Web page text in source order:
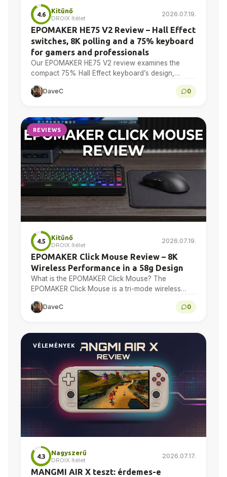
4.6
Kitűnő
DROIX ítélet
2026.07.19.
EPOMAKER HE75 V2 Review – Hall Effect
switches, 8K polling and a 75% keyboard
for gamers and professionals
Our EPOMAKER HE75 V2 review examines the
compact 75% Hall Effect keyboard’s design,
adjustable actuation, sound treatment, 8K polling,
software, battery and multi-device connectivity.
DaveC 0
REVIEWS
4.5
Kitűnő
DROIX ítélet
2026.07.19.
EPOMAKER Click Mouse Review – 8K
Wireless Performance in a 58g Design
What is the EPOMAKER Click Mouse? The
EPOMAKER Click Mouse is a tri-mode wireless
gaming mouse with a PAW3950 optical sensor, a
58g chassis,…
DaveC 0
VÉLEMÉNYEK
4.3
Nagyszerű
DROIX ítélet
2026.07.17.
MANGMI AIR X teszt: érdemes-e